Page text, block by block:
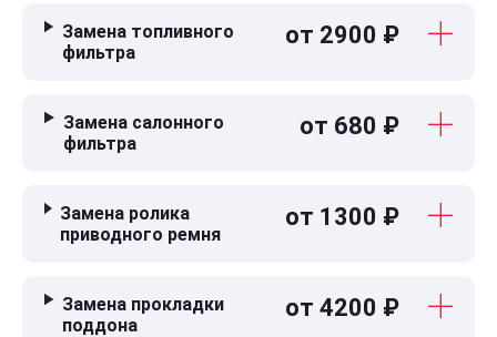
Замена топливного
фильтра
от 2900 ₽
Замена салонного
фильтра
от 680 ₽
Замена ролика
приводного ремня
от 1300 ₽
Замена прокладки
поддона
от 4200 ₽